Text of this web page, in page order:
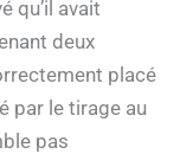
qu’il avait
deux
placé
par le tirage au
pas